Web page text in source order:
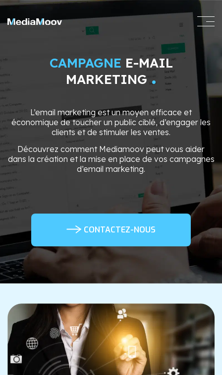
CAMPAGNE E-MAIL
MARKETING.
L’email marketing est un moyen efficace et
économique de toucher un public ciblé, d’engager les
clients et de stimuler les ventes.
Découvrez comment Mediamoov peut vous aider
dans la création et la mise en place de vos campagnes
d’email marketing.
CONTACTEZ-NOUS